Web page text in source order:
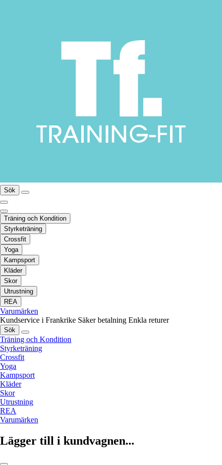
Sök
Träning och Kondition
Styrketräning
Crossfit
Yoga
Kampsport
Kläder
Skor
Utrustning
REA
Varumärken
Kundservice i Frankrike Säker betalning Enkla returer
Sök
Träning och Kondition
Styrketräning
Crossfit
Yoga
Kampsport
Kläder
Skor
Utrustning
REA
Varumärken
Lägger till i kundvagnen...